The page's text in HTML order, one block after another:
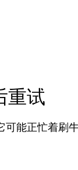
重试
可能正忙着刷